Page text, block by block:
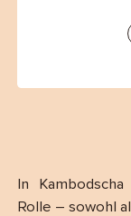
In
Rolle – sowohl